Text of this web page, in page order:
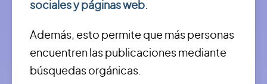
sociales y páginas web.
Además, esto permite que más personas
encuentren las publicaciones mediante
búsquedas orgánicas.